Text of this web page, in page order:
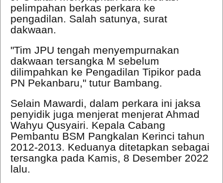
pelimpahan berkas perkara ke
pengadilan. Salah satunya, surat
dakwaan.
"Tim JPU tengah menyempurnakan
dakwaan tersangka M sebelum
dilimpahkan ke Pengadilan Tipikor pada
PN Pekanbaru," tutur Bambang.
Selain Mawardi, dalam perkara ini jaksa
penyidik juga menjerat menjerat Ahmad
Wahyu Qusyairi. Kepala Cabang
Pembantu BSM Pangkalan Kerinci tahun
2012-2013. Keduanya ditetapkan sebagai
tersangka pada Kamis, 8 Desember 2022
lalu.